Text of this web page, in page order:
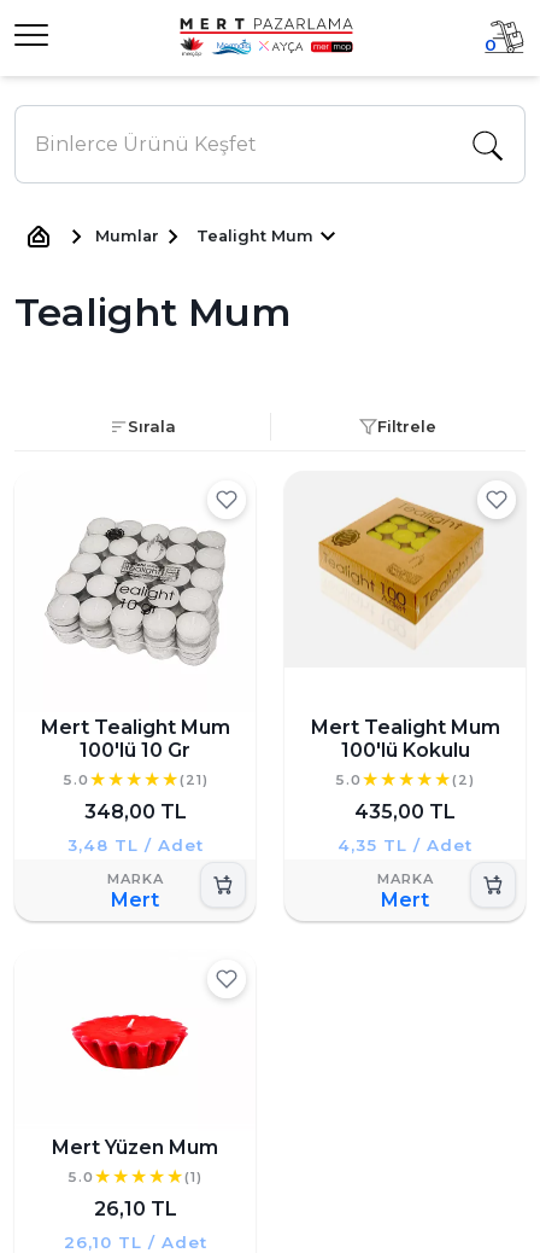
0
Mumlar Tealight Mum
Tealight Mum
Sırala Filtrele
Mert Tealight Mum
100'lü 10 Gr
5.0 (21)
348,00 TL
3,48 TL / Adet
Mert
Mert Tealight Mum
100'lü Kokulu
5.0 (2)
435,00 TL
4,35 TL / Adet
Mert
Mert Yüzen Mum
5.0 (1)
26,10 TL
26,10 TL / Adet